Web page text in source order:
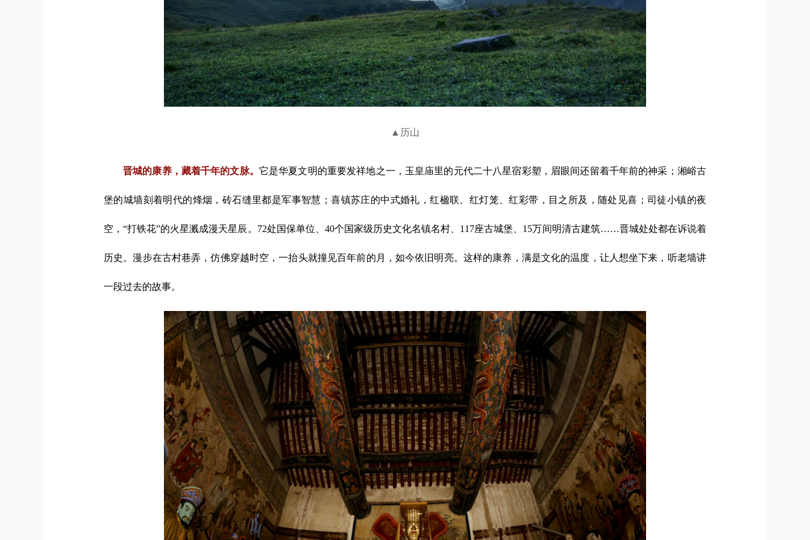
▲历山
晋城的康养，藏着千年的文脉。 它是华夏文明的重要发祥地之一，玉皇庙里的元代二十八星宿彩塑，眉眼间还留着千年前的神采；湘峪古
堡的城墙刻着明代的烽烟，砖石缝里都是军事智慧； 喜镇苏庄的中式婚礼，红楹联、红灯笼、红彩带，目之所及，随处见喜； 司徒小镇的夜
空，“打铁花”的火星溅成漫天星辰。72处国保单位、40个国家级历史文化名镇名村、117座古城堡、15万间明清古建筑……晋城处处都在诉说着
历史。漫步在古村巷弄，仿佛穿越时空，一抬头就撞见百年前的月，如今依旧明亮。这样的康养，满是文化的温度，让人想坐下来，听老墙讲
一段过去的故事。